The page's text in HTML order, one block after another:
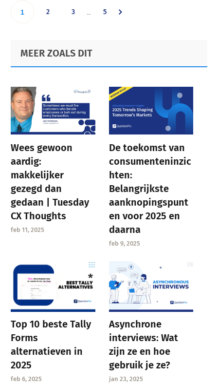
Go
page
1 Go
page
2 Go
page
3
pages
… Go
5
Primary
Sidebar
Footer
MEER ZOALS DIT
Wees gewoon
aardig:
makkelijker
gezegd dan
gedaan | Tuesday
CX Thoughts
feb 11, 2025
De toekomst van
consumenteninzic
hten:
Belangrijkste
aanknopingspunt
en voor 2025 en
daarna
feb 9, 2025
Top 10 beste Tally
Forms
alternatieven in
2025
feb 6, 2025
Asynchrone
interviews: Wat
zijn ze en hoe
gebruik je ze?
jan 23, 2025